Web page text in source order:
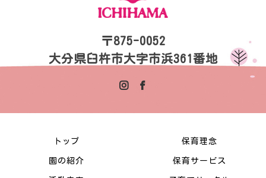
〒875-0052
大分県臼杵市大字市浜361番地
トップ 保育理念
園の紹介 保育サービス